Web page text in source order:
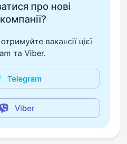
про нові
вакансії цієї
та Viber.
Telegram
Viber